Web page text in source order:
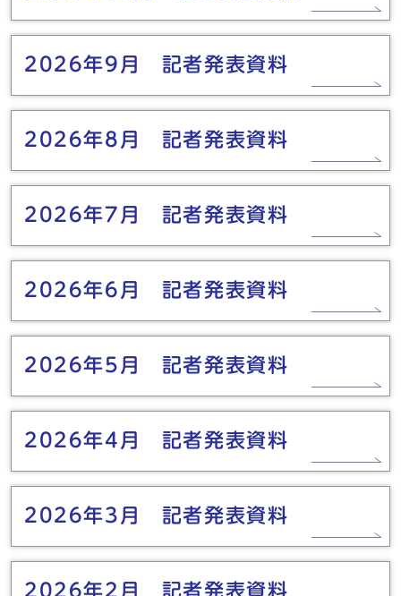
2026年9月 記者発表資料
2026年8月 記者発表資料
2026年7月 記者発表資料
2026年6月 記者発表資料
2026年5月 記者発表資料
2026年4月 記者発表資料
2026年3月 記者発表資料
2026年2月 記者発表資料